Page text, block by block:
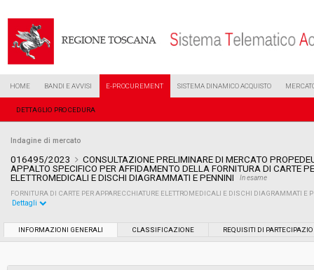
HOME BANDI E AVVISI E-PROCUREMENT SISTEMA DINAMICO ACQUISTO
DETTAGLIO PROCEDURA
Indagine di mercato
016495/2023
CONSULTAZIONE PRELIMINARE DI MERCATO
APPALTO SPECIFICO PER AFFIDAMENTO DELLA FORNITURA DI CARTE
ELETTROMEDICALI E DISCHI DIAGRAMMATI E PENNINI
In esame
FORNITURA DI CARTE PER APPARECCHIATURE ELETTROMEDICALI E DISCHI DIAGRAMMATI E
Dettagli
INFORMAZIONI GENERALI CLASSIFICAZIONE REQUISITI DI